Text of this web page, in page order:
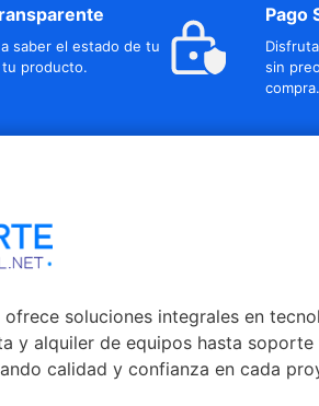
saber el estado de tu
producto.
Pago
sin
compra.
soluciones integrales en
y alquiler de equipos hasta
calidad y confianza en cada